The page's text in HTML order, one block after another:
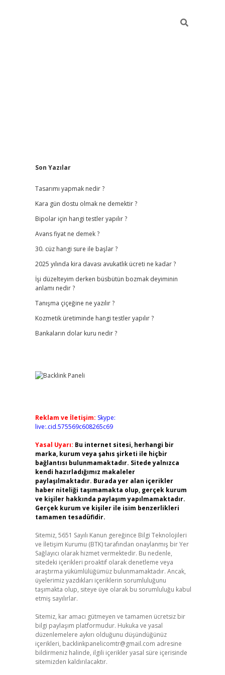
Sidebar
Son Yazılar
Tasarımı yapmak nedir ?
Kara gün dostu olmak ne demektir ?
Bipolar için hangi testler yapılır ?
Avans fiyat ne demek ?
30. cüz hangi sure ile başlar ?
2025 yılında kira davası avukatlık ücreti ne kadar ?
İşi düzelteyim derken büsbütün bozmak deyiminin
anlamı nedir ?
Tanışma çiçeğine ne yazılır ?
Kozmetik üretiminde hangi testler yapılır ?
Bankaların dolar kuru nedir ?
Reklam ve İletişim: Skype:
live:.cid.575569c608265c69
Yasal Uyarı: Bu internet sitesi, herhangi bir
marka, kurum veya şahıs şirketi ile hiçbir
bağlantısı bulunmamaktadır. Sitede yalnızca
kendi hazırladığımız makaleler
paylaşılmaktadır. Burada yer alan içerikler
haber niteliği taşımamakta olup, gerçek kurum
ve kişiler hakkında paylaşım yapılmamaktadır.
Gerçek kurum ve kişiler ile isim benzerlikleri
tamamen tesadüfidir.
Sitemiz, 5651 Sayılı Kanun gereğince Bilgi Teknolojileri
ve İletişim Kurumu (BTK) tarafından onaylanmış bir Yer
Sağlayıcı olarak hizmet vermektedir. Bu nedenle,
sitedeki içerikleri proaktif olarak denetleme veya
araştırma yükümlülüğümüz bulunmamaktadır. Ancak,
üyelerimiz yazdıkları içeriklerin sorumluluğunu
taşımakta olup, siteye üye olarak bu sorumluluğu kabul
etmiş sayılırlar.
Sitemiz, kar amacı gütmeyen ve tamamen ücretsiz bir
bilgi paylaşım platformudur. Hukuka ve yasal
düzenlemelere aykırı olduğunu düşündüğünüz
içerikleri, backlinkpanelicomtr@gmail.com adresine
bildirmeniz halinde, ilgili içerikler yasal süre içerisinde
sitemizden kaldırılacaktır.